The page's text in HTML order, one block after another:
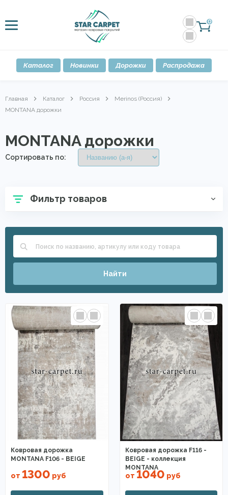
0
Каталог Новинки Дорожки Распродажа
Главная Каталог Россия
Merinos (Россия)
MONTANA дорожки
MONTANA дорожки
Сортировать по:
Фильтр товаров
Найти
Ковровая дорожка
MONTANA F106 - BEIGE
от 1300 руб
Ковровая дорожка F116 -
BEIGE - коллекция
MONTANA
от 1040 руб